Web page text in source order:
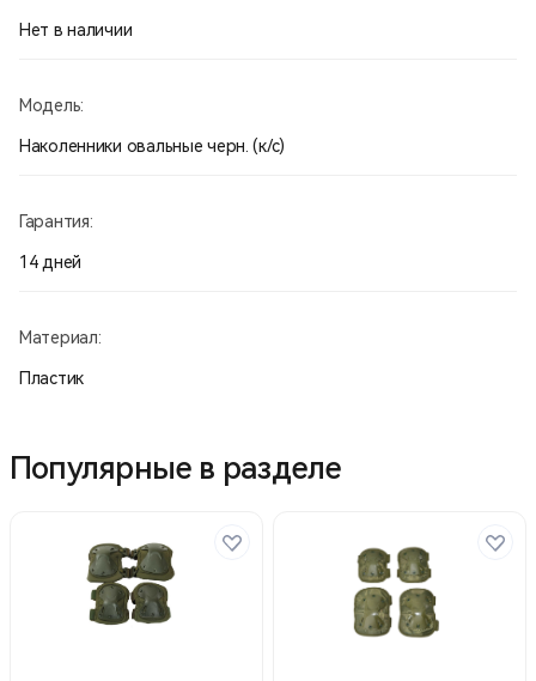
Нет в наличии
Модель:
Наколенники овальные черн. (к/с)
Гарантия:
14 дней
Материал:
Пластик
Популярные в разделе